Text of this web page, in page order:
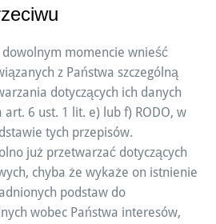
momencie wnieść
z Państwa szczególną
dotyczących ich danych
6 ust. 1 lit. e) lub f) RODO, w
tych przepisów.
już przetwarzać dotyczących
chyba że wykaże on istnienie
podstaw do
wobec Państwa interesów,